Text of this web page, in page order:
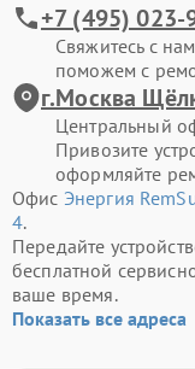
+7 (495) 023-
Свяжитесь с
поможем с
г.Москва
Центральный
Привозите
оформляйте
Офис Энергия
4.
Передайте
бесплатной
ваше время.
Показать все адреса